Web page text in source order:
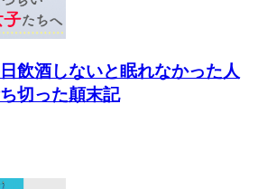
飲酒しないと眠れなかった人
切った顛末記